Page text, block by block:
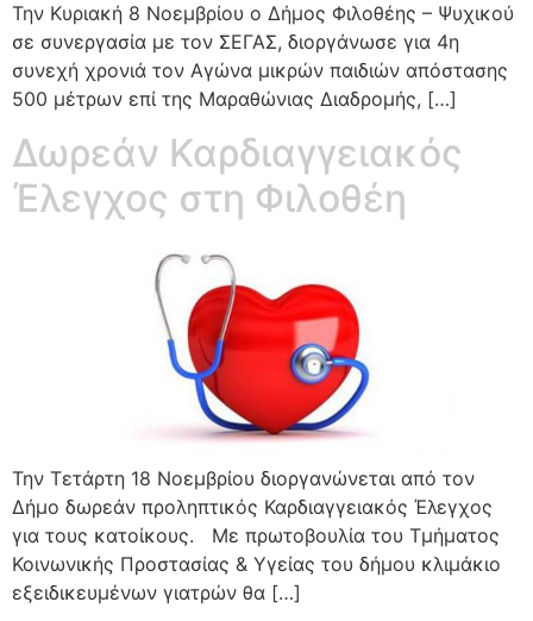
Την Κυριακή 8 Νοεμβρίου ο Δήμος Φιλοθέης – Ψυχικού
σε συνεργασία με τον ΣΕΓΑΣ, διοργάνωσε για 4η
συνεχή χρονιά τον Αγώνα μικρών παιδιών απόστασης
500 μέτρων επί της Μαραθώνιας Διαδρομής, […]
Δωρεάν Καρδιαγγειακός
Έλεγχος στη Φιλοθέη
Την Τετάρτη 18 Νοεμβρίου διοργανώνεται από τον
Δήμο δωρεάν προληπτικός Καρδιαγγειακός Έλεγχος
για τους κατοίκους. Με πρωτοβουλία του Τμήματος
Κοινωνικής Προστασίας & Υγείας του δήμου κλιμάκιο
εξειδικευμένων γιατρών θα […]